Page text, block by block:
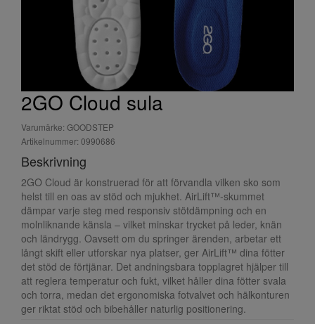
2GO Cloud sula
Varumärke: GOODSTEP
Artikelnummer: 0990686
Beskrivning
2GO Cloud är konstruerad för att förvandla vilken sko som
helst till en oas av stöd och mjukhet. AirLift™-skummet
dämpar varje steg med responsiv stötdämpning och en
molnliknande känsla – vilket minskar trycket på leder, knän
och ländrygg. Oavsett om du springer ärenden, arbetar ett
långt skift eller utforskar nya platser, ger AirLift™ dina fötter
det stöd de förtjänar. Det andningsbara topplagret hjälper till
att reglera temperatur och fukt, vilket håller dina fötter svala
och torra, medan det ergonomiska fotvalvet och hälkonturen
ger riktat stöd och bibehåller naturlig positionering.